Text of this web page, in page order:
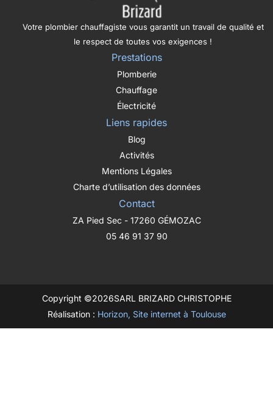
Votre plombier chauffagiste vous garantit un travail de qualité et
le respect de toutes vos exigences !
Prestations
Plomberie
Chauffage
Électricité
Liens rapides
Blog
Activités
Mentions Légales
Charte d’utilisation des données
Contact
ZA Pied Sec - 17260 GÉMOZAC
05 46 91 37 90
Copyright ©2026SARL BRIZARD CHRISTOPHE
Réalisation : Horizon, Site internet à Toulouse